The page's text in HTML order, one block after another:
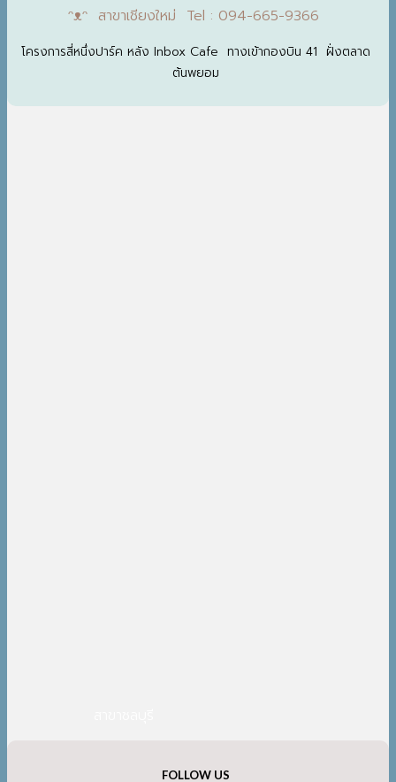
ᵔᴥᵔ สาขาเชียงใหม่ Tel : 094-665-9366
โครงการสี่หนึ่งปาร์ค หลัง Inbox Cafe ทางเข้ากองบิน 41 ฝั่งตลาด
ต้นพยอม
FOLLOW US